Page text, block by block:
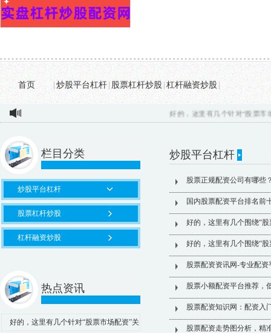
首页 |炒股平台杠杆|股票杠杆炒股|杠杆融资炒股|
好的，这里有几个针对“股票市场
栏目分类
炒股平台杠杆
股票杠杆炒股
杠杆融资炒股
热点资讯
好的，这里有几个针对“股票市场配资”关
炒股平台杠杆
股票正规配资公司有哪些
国内股票配资平台排名前
好的，这里有几个围绕“
好的，这里有几个围绕“
股票配资资讯网-专业配
股票小额配资平台推荐，
股票配资知识网：配资入
股票配资走势图分析，精